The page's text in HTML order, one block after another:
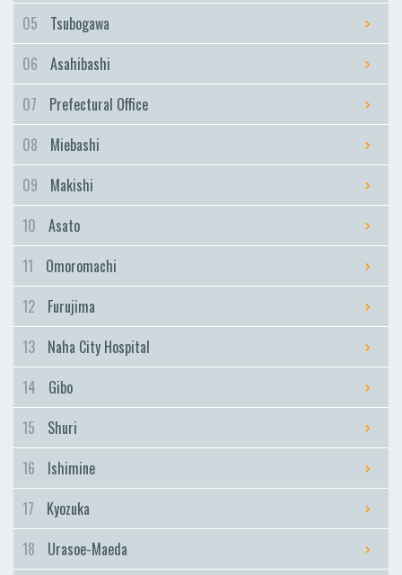
Naha City Hospital
Ishimine
Tedako-Uranishi
Omoromachi
Gibo
Kyozuka
05
Tsubogawa
06
Asahibashi
07
Prefectural Office
08
Miebashi
09
Makishi
10
Asato
11
Omoromachi
12
Furujima
13
Naha City Hospital
14
Gibo
15
Shuri
16
Ishimine
17
Kyozuka
18
Urasoe-Maeda